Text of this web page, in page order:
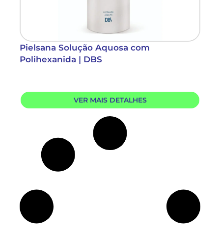
Pielsana Solução Aquosa com
Polihexanida | DBS
VER MAIS DETALHES